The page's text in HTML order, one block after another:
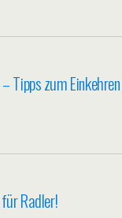
Tipps zum
Radler!